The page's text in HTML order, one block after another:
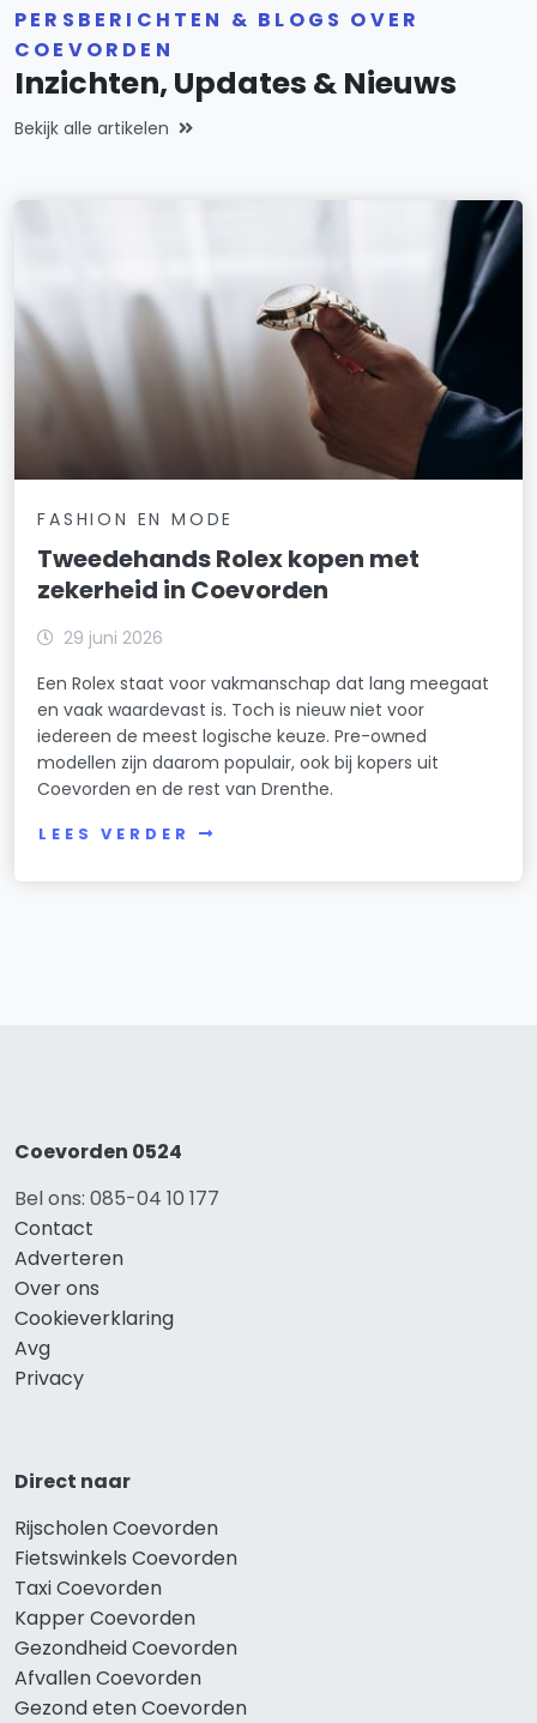
PERSBERICHTEN & BLOGS OVER
COEVORDEN
Inzichten, Updates & Nieuws
Bekijk alle artikelen
FASHION EN MODE
Tweedehands Rolex kopen met
zekerheid in Coevorden
29 juni 2026
Een Rolex staat voor vakmanschap dat lang meegaat
en vaak waardevast is. Toch is nieuw niet voor
iedereen de meest logische keuze. Pre-owned
modellen zijn daarom populair, ook bij kopers uit
Coevorden en de rest van Drenthe.
LEES VERDER
Coevorden 0524
Bel ons: 085-04 10 177
Contact
Adverteren
Over ons
Cookieverklaring
Avg
Privacy
Direct naar
Rijscholen Coevorden
Fietswinkels Coevorden
Taxi Coevorden
Kapper Coevorden
Gezondheid Coevorden
Afvallen Coevorden
Gezond eten Coevorden